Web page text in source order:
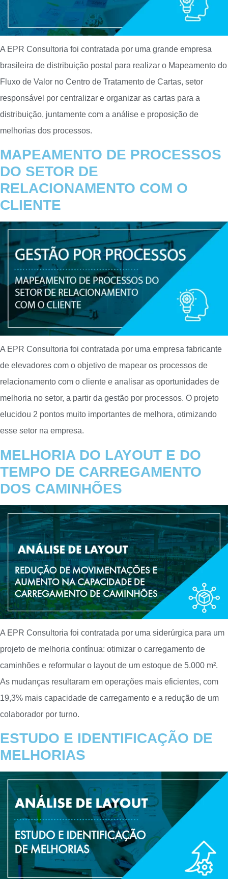
A EPR Consultoria foi contratada por uma grande empresa
brasileira de distribuição postal para realizar o Mapeamento do
Fluxo de Valor no Centro de Tratamento de Cartas, setor
responsável por centralizar e organizar as cartas para a
distribuição, juntamente com a análise e proposição de
melhorias dos processos.
MAPEAMENTO DE PROCESSOS
DO SETOR DE
RELACIONAMENTO COM O
CLIENTE
A EPR Consultoria foi contratada por uma empresa fabricante
de elevadores com o objetivo de mapear os processos de
relacionamento com o cliente e analisar as oportunidades de
melhoria no setor, a partir da gestão por processos. O projeto
elucidou 2 pontos muito importantes de melhora, otimizando
esse setor na empresa.
MELHORIA DO LAYOUT E DO
TEMPO DE CARREGAMENTO
DOS CAMINHÕES
A EPR Consultoria foi contratada por uma siderúrgica para um
projeto de melhoria contínua: otimizar o carregamento de
caminhões e reformular o layout de um estoque de 5.000 m².
As mudanças resultaram em operações mais eficientes, com
19,3% mais capacidade de carregamento e a redução de um
colaborador por turno.
ESTUDO E IDENTIFICAÇÃO DE
MELHORIAS